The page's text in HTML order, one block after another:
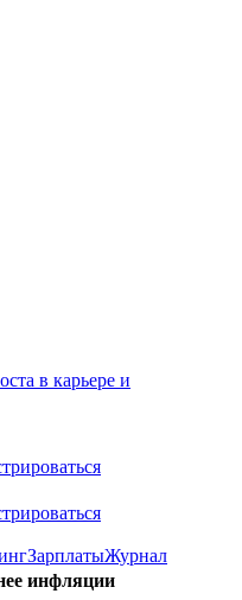
в карьере и
ЗарплатыЖурнал
инфляции